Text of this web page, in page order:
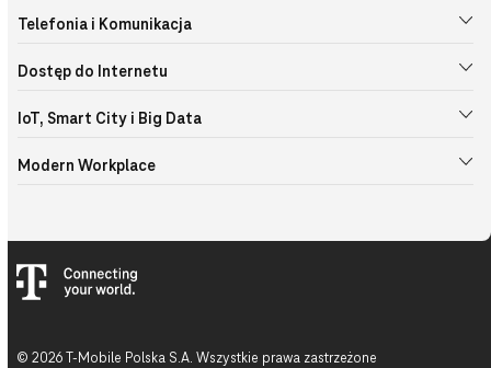
Telefonia i Komunikacja
Dostęp do Internetu
IoT, Smart City i Big Data
Modern Workplace
© 2026 T-Mobile Polska S.A. Wszystkie prawa zastrzeżone